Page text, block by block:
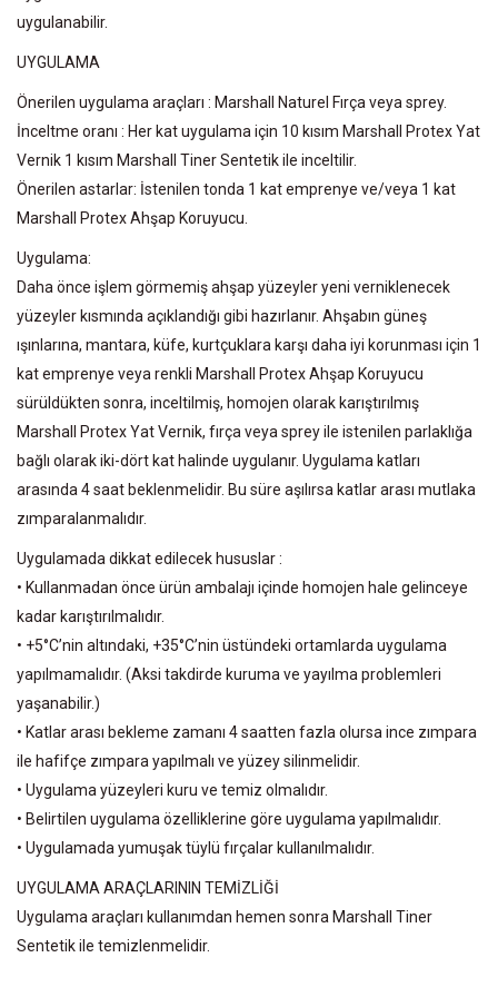
uygulanabilir.
UYGULAMA
Önerilen uygulama araçları : Marshall Naturel Fırça veya sprey.
İnceltme oranı : Her kat uygulama için 10 kısım Marshall Protex Yat
Vernik 1 kısım Marshall Tiner Sentetik ile inceltilir.
Önerilen astarlar: İstenilen tonda 1 kat emprenye ve/veya 1 kat
Marshall Protex Ahşap Koruyucu.
Uygulama:
Daha önce işlem görmemiş ahşap yüzeyler yeni verniklenecek
yüzeyler kısmında açıklandığı gibi hazırlanır. Ahşabın güneş
ışınlarına, mantara, küfe, kurtçuklara karşı daha iyi korunması için 1
kat emprenye veya renkli Marshall Protex Ahşap Koruyucu
sürüldükten sonra, inceltilmiş, homojen olarak karıştırılmış
Marshall Protex Yat Vernik, fırça veya sprey ile istenilen parlaklığa
bağlı olarak iki-dört kat halinde uygulanır. Uygulama katları
arasında 4 saat beklenmelidir. Bu süre aşılırsa katlar arası mutlaka
zımparalanmalıdır.
Uygulamada dikkat edilecek hususlar :
• Kullanmadan önce ürün ambalajı içinde homojen hale gelinceye
kadar karıştırılmalıdır.
• +5°C’nin altındaki, +35°C’nin üstündeki ortamlarda uygulama
yapılmamalıdır. (Aksi takdirde kuruma ve yayılma problemleri
yaşanabilir.)
• Katlar arası bekleme zamanı 4 saatten fazla olursa ince zımpara
ile hafifçe zımpara yapılmalı ve yüzey silinmelidir.
• Uygulama yüzeyleri kuru ve temiz olmalıdır.
• Belirtilen uygulama özelliklerine göre uygulama yapılmalıdır.
• Uygulamada yumuşak tüylü fırçalar kullanılmalıdır.
UYGULAMA ARAÇLARININ TEMİZLİĞİ
Uygulama araçları kullanımdan hemen sonra Marshall Tiner
Sentetik ile temizlenmelidir.